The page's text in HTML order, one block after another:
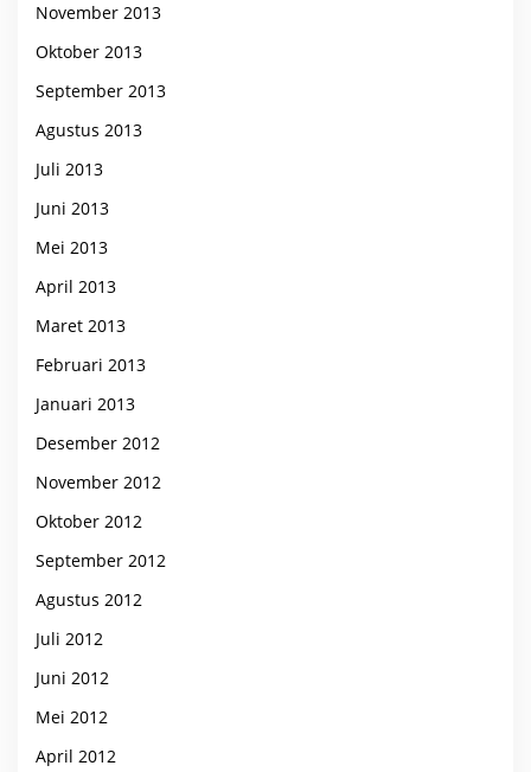
November 2013
Oktober 2013
September 2013
Agustus 2013
Juli 2013
Juni 2013
Mei 2013
April 2013
Maret 2013
Februari 2013
Januari 2013
Desember 2012
November 2012
Oktober 2012
September 2012
Agustus 2012
Juli 2012
Juni 2012
Mei 2012
April 2012